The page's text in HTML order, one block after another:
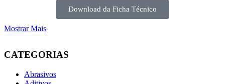
Download da Ficha Técnico
Mostrar Mais
CATEGORIAS
Abrasivos